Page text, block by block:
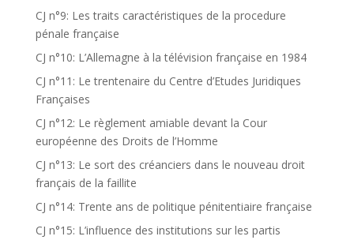
CJ n°9: Les traits caractéristiques de la procedure
pénale française
CJ n°10: L’Allemagne à la télévision française en 1984
CJ n°11: Le trentenaire du Centre d’Etudes Juridiques
Françaises
CJ n°12: Le règlement amiable devant la Cour
européenne des Droits de l’Homme
CJ n°13: Le sort des créanciers dans le nouveau droit
français de la faillite
CJ n°14: Trente ans de politique pénitentiaire française
CJ n°15: L’influence des institutions sur les partis